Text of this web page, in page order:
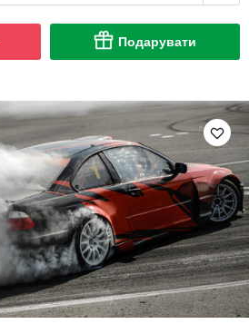
Подарувати